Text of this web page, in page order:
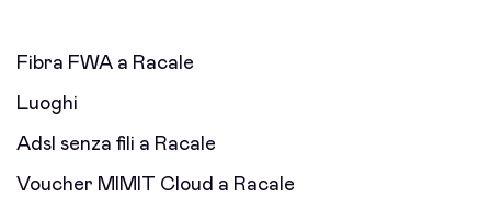
Fibra FWA a Racale
Luoghi
Adsl senza fili a Racale
Voucher MIMIT Cloud a Racale